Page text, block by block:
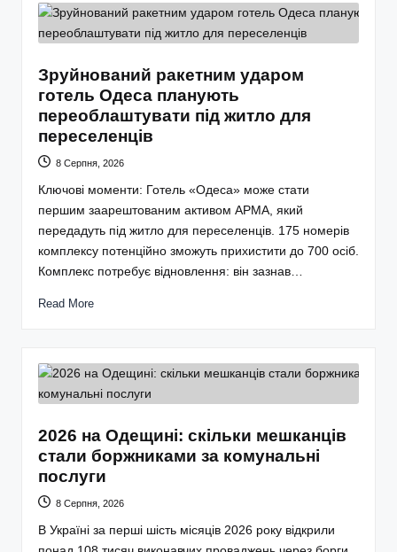
Зруйнований ракетним ударом
готель Одеса планують
переоблаштувати під житло для
переселенців
8 Серпня, 2026
Ключові моменти: Готель «Одеса» може стати
першим заарештованим активом АРМА, який
передадуть під житло для переселенців. 175 номерів
комплексу потенційно зможуть прихистити до 700 осіб.
Комплекс потребує відновлення: він зазнав…
Read More
2026 на Одещині: скільки мешканців
стали боржниками за комунальні
послуги
8 Серпня, 2026
В Україні за перші шість місяців 2026 року відкрили